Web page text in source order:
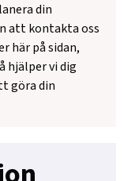
din
att kontakta oss
här på sidan,
hjälper vi dig
göra din